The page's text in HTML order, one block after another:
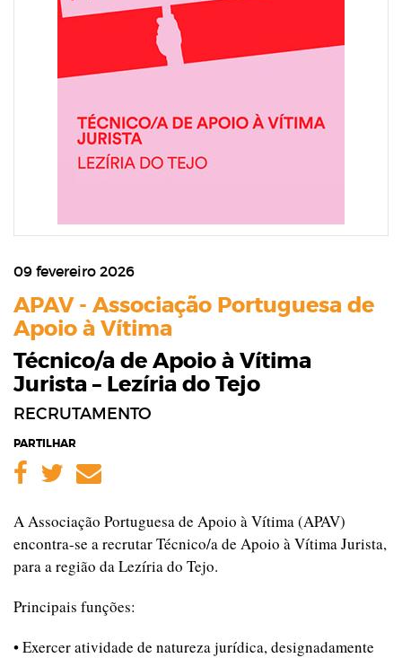
09 fevereiro 2026
APAV - Associação Portuguesa de
Apoio à Vítima
Técnico/a de Apoio à Vítima
Jurista – Lezíria do Tejo
RECRUTAMENTO
PARTILHAR
Facebook
Twitter
Email
A Associação Portuguesa de Apoio à Vítima (APAV)
encontra-se a recrutar Técnico/a de Apoio à Vítima Jurista,
para a região da Lezíria do Tejo.
Principais funções:
• Exercer atividade de natureza jurídica, designadamente